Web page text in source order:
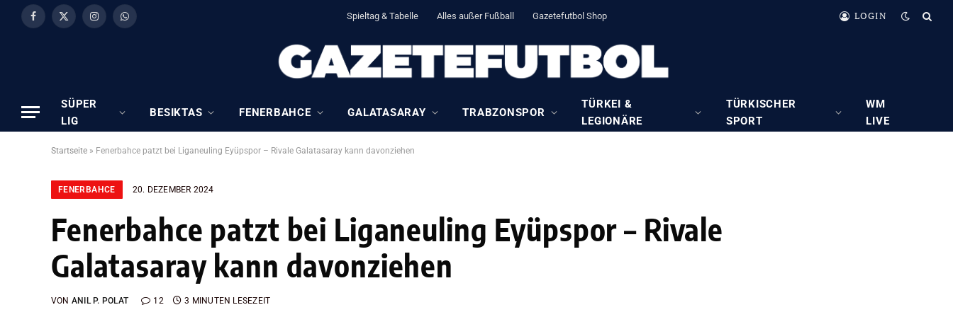
Facebook
X
InstagramWhatsApp Spieltag & Tabelle Alles außer Fußball Gazetefutbol Shop LOGIN
SÜPER
LIG
BESIKTAS FENERBAHCE GALATASARAY TRABZONSPOR
TÜRKEI &
LEGIONÄRE
TÜRKISCHER
SPORT
WM
LIVE
Startseite » Fenerbahce patzt bei Liganeuling Eyüpspor – Rivale Galatasaray kann davonziehen
FENERBAHCE 20. DEZEMBER 2024
Fenerbahce patzt bei Liganeuling Eyüpspor – Rivale
Galatasaray kann davonziehen
VON ANIL P. POLAT 12 3 MINUTEN LESEZEIT